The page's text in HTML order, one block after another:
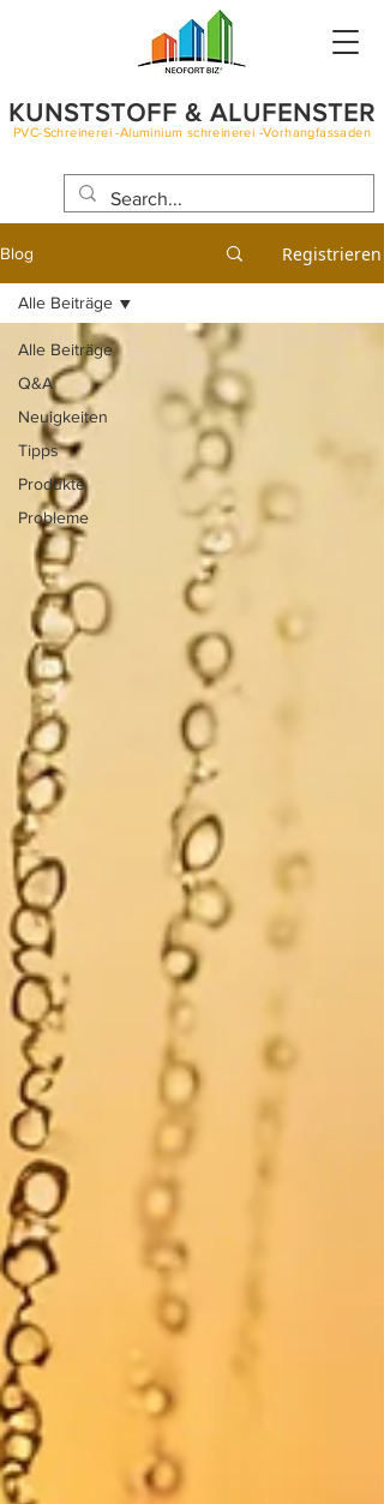
KUNSTSTOFF & ALUFENSTER
PVC-Schreinerei -Aluminium schreinerei -Vorhangfassaden
Blog Registrieren
Alle Beiträge
Q&A
Neuigkeiten
Tipps
Produkte
Probleme
Alle Beiträge